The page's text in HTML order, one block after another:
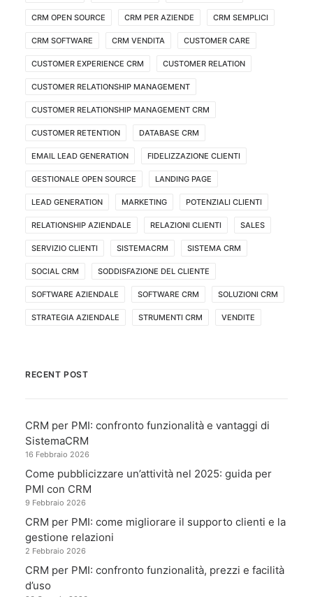
CRM OPEN SOURCE CRM PER AZIENDE CRM SEMPLICI
CRM SOFTWARE CRM VENDITA CUSTOMER CARE
CUSTOMER EXPERIENCE CRM CUSTOMER RELATION
CUSTOMER RELATIONSHIP MANAGEMENT
CUSTOMER RELATIONSHIP MANAGEMENT CRM
CUSTOMER RETENTION DATABASE CRM
EMAIL LEAD GENERATION FIDELIZZAZIONE CLIENTI
GESTIONALE OPEN SOURCE LANDING PAGE
LEAD GENERATION MARKETING POTENZIALI CLIENTI
RELATIONSHIP AZIENDALE RELAZIONI CLIENTI SALES
SERVIZIO CLIENTI SISTEMACRM SISTEMA CRM
SOCIAL CRM SODDISFAZIONE DEL CLIENTE
SOFTWARE AZIENDALE SOFTWARE CRM SOLUZIONI CRM
STRATEGIA AZIENDALE STRUMENTI CRM VENDITE
RECENT POST
CRM per PMI: confronto funzionalità e vantaggi di
SistemaCRM
16 Febbraio 2026
Come pubblicizzare un’attività nel 2025: guida per
PMI con CRM
9 Febbraio 2026
CRM per PMI: come migliorare il supporto clienti e la
gestione relazioni
2 Febbraio 2026
CRM per PMI: confronto funzionalità, prezzi e facilità
d’uso